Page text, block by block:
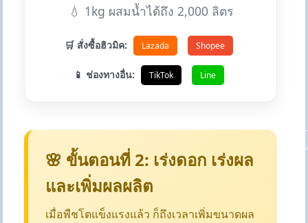
💧 1kg ผสมน้ำได้ถึง 2,000 ลิตร
🛒 สั่งซื้อฮิวมิค: Lazada Shopee
📱 ช่องทางอื่น: TikTok Line
🌸 ขั้นตอนที่ 2: เร่งดอก เร่งผล
และเพิ่มผลผลิต
เมื่อพืชโตแข็งแรงแล้ว ก็ถึงเวลาเพิ่มขนาดผล